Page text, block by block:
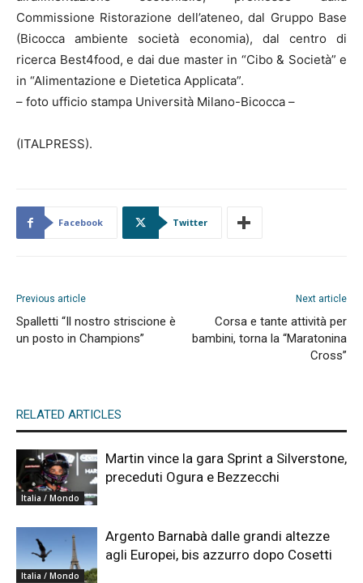
Commissione Ristorazione dell’ateneo, dal Gruppo Base
(Bicocca ambiente società economia), dal centro di
ricerca Best4food, e dai due master in “Cibo & Società” e
in “Alimentazione e Dietetica Applicata”.
– foto ufficio stampa Università Milano-Bicocca –
(ITALPRESS).
Facebook Twitter
Previous article
Spalletti “Il nostro striscione è
un posto in Champions”
Next article
Corsa e tante attività per
bambini, torna la “Maratonina
Cross”
RELATED ARTICLES
Italia / Mondo
Martin vince la gara Sprint a Silverstone,
preceduti Ogura e Bezzecchi
Italia / Mondo
Argento Barnabà dalle grandi altezze
agli Europei, bis azzurro dopo Cosetti